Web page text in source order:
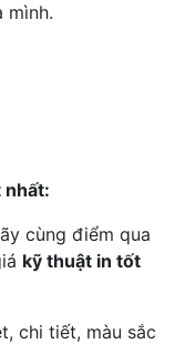
mình.
nhất:
cùng điểm qua
kỹ thuật in tốt
chi tiết, màu sắc